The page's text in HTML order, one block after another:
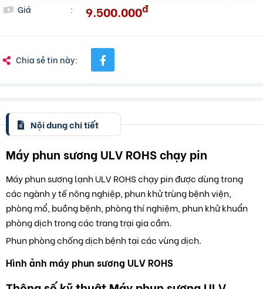
Giá
: 9.500.000đ
Chia sẻ tin này:
Nội dung chi tiết
Máy phun sương ULV ROHS chạy pin
Máy phun sương lạnh ULV ROHS chạy pin được dùng trong
các ngành y tế nông nghiệp, phun khử trùng bệnh viện,
phòng mổ, buồng bệnh, phòng thí nghiệm, phun khử khuẩn
phòng dịch trong các trang trại gia cầm.
Phun phòng chống dịch bệnh tại các vùng dịch.
Hình ảnh máy phun sương ULV ROHS